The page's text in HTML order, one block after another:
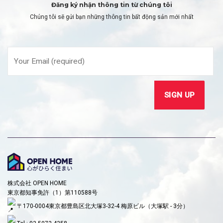
Đăng ký nhận thông tin từ chúng tôi
Chúng tôi sẽ gửi bạn những thông tin bất động sản mới nhất
株式会社 OPEN HOME
東京都知事免許（1）第110588号
〒170-0004東京都豊島区北大塚3-32-4 梅原ビル（大塚駅 - 3分）